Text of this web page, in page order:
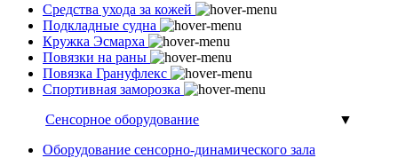
Средства ухода за кожей
Подкладные судна
Кружка Эсмарха
Повязки на раны
Повязка Грануфлекс
Спортивная заморозка
Сенсорное оборудование
▼
Оборудование сенсорно-динамического зала